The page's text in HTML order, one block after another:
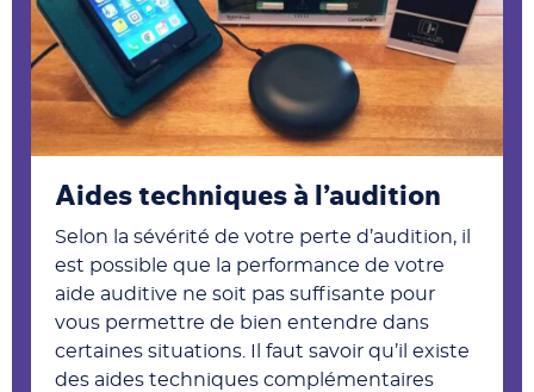
Aides techniques à l’audition
Selon la sévérité de votre perte d’audition, il
est possible que la performance de votre
aide auditive ne soit pas suffisante pour
vous permettre de bien entendre dans
certaines situations. Il faut savoir qu’il existe
des aides techniques complémentaires